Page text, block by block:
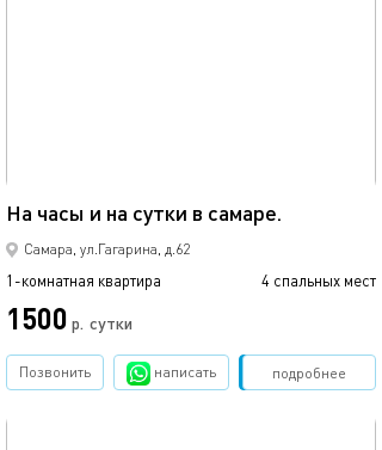
На часы и на сутки в самаре.
Самара, ул.Гагарина, д.62
1-комнатная квартира 4 спальных мест
1500 р. сутки
подробнее
Позвонить написать Забронировать